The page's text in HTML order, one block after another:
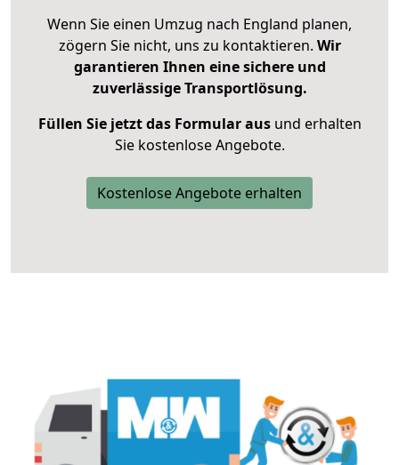
Wenn Sie einen Umzug nach England planen,
zögern Sie nicht, uns zu kontaktieren. Wir
garantieren Ihnen eine sichere und
zuverlässige Transportlösung.
Füllen Sie jetzt das Formular ausund erhalten
Sie kostenlose Angebote.
Kostenlose Angebote erhalten